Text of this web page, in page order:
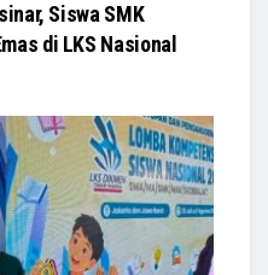
Siswa SMK
di LKS Nasional